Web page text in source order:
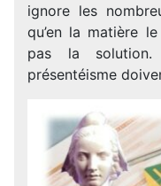
ignore les
qu’en la matière
pas la
présentéisme